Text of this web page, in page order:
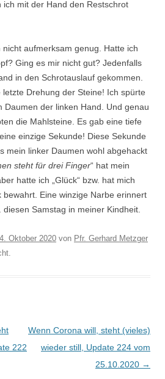
ich mit der Hand den Restschrot
nicht aufmerksam genug. Hatte ich
Ging es mir nicht gut? Jedenfalls
in den Schrotauslauf gekommen.
Drehung der Steine! Ich spürte
Daumen der linken Hand. Und genau
die Mahlsteine. Es gab eine tiefe
einzige Sekunde! Diese Sekunde
mein linker Daumen wohl abgehackt
steht für drei Finger“ hat mein
hatte ich „Glück“ bzw. hat mich
Eine winzige Narbe erinnert
diesen Samstag in meiner Kindheit.
Oktober 2020 von Pfr. Gerhard Metzger
222
Wenn Corona will, steht (vieles)
wieder still, Update 224 vom
25.10.2020 →